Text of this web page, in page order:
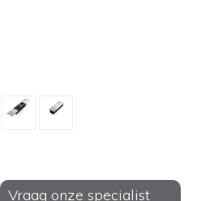
Vraag onze specialist